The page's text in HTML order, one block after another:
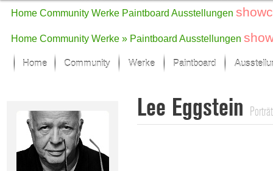
Home Community Werke Paintboard Ausstellungen
Home Community Werke » Paintboard Ausstellungen
Home Community Werke
Der letzte Monat im Fokus
Alle Fokus-Werke
Paintboard
Lee Eggstein Porträt